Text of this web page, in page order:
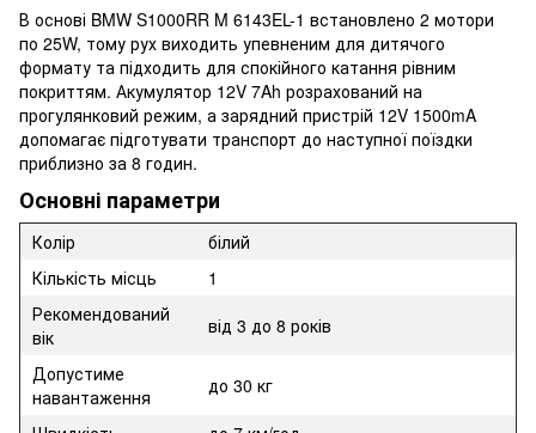
В основі BMW S1000RR M 6143EL-1 встановлено 2 мотори
по 25W, тому рух виходить упевненим для дитячого
формату та підходить для спокійного катання рівним
покриттям. Акумулятор 12V 7Ah розрахований на
прогулянковий режим, а зарядний пристрій 12V 1500mA
допомагає підготувати транспорт до наступної поїздки
приблизно за 8 годин.
Основні параметри
Колір
білий
Кількість місць
1
Рекомендований
вік
від 3 до 8 років
Допустиме
навантаження
до 30 кг